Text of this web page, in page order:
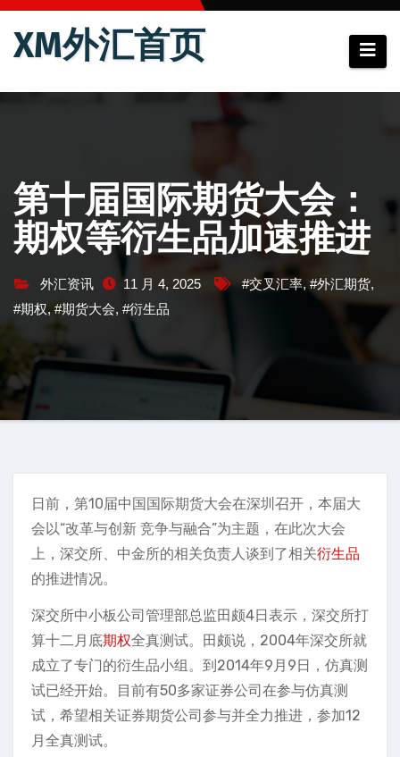
跳
XM外汇首页
第十届国际期货大会：
期权等衍生品加速推进
外汇资讯 11 月 4, 2025 #交叉汇率, #外汇期货,
#期权, #期货大会, #衍生品
日前，第10届中国国际期货大会在深圳召开，本届大
会以“改革与创新 竞争与融合”为主题，在此次大会
上，深交所、中金所的相关负责人谈到了相关衍生品
的推进情况。
深交所中小板公司管理部总监田颇4日表示，深交所打
算十二月底期权全真测试。田颇说，2004年深交所就
成立了专门的衍生品小组。到2014年9月9日，仿真测
试已经开始。目前有50多家证券公司在参与仿真测
试，希望相关证券期货公司参与并全力推进，参加12
月全真测试。